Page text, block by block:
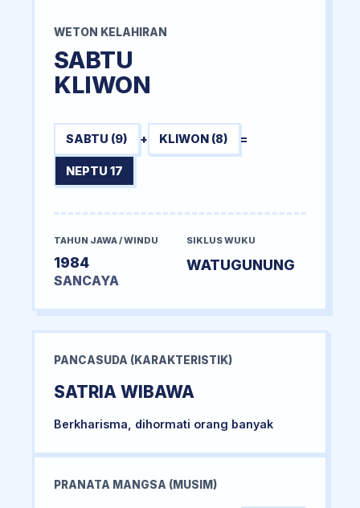
WETON KELAHIRAN
SABTU
KLIWON
SABTU (9) + KLIWON (8) =
NEPTU 17
TAHUN JAWA / WINDU
1984
SANCAYA
SIKLUS WUKU
WATUGUNUNG
PANCASUDA (KARAKTERISTIK)
SATRIA WIBAWA
Berkharisma, dihormati orang banyak
PRANATA MANGSA (MUSIM)